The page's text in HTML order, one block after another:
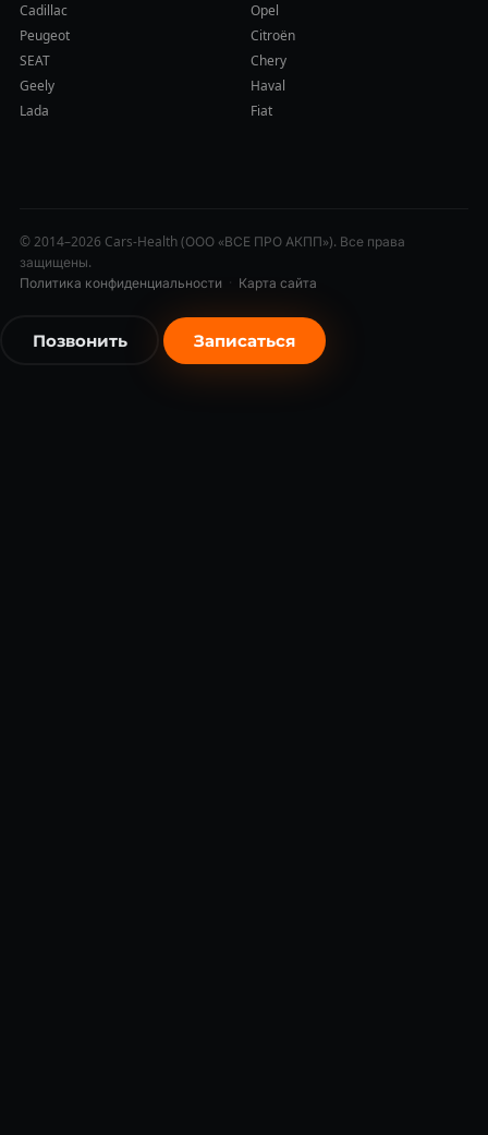
Cadillac
Opel
Peugeot
Citroën
SEAT
Chery
Geely
Haval
Lada
Fiat
© 2014–2026 Cars-Health (ООО «ВСЕ ПРО АКПП»). Все права
защищены.
Политика конфиденциальности · Карта сайта
Позвонить Записаться